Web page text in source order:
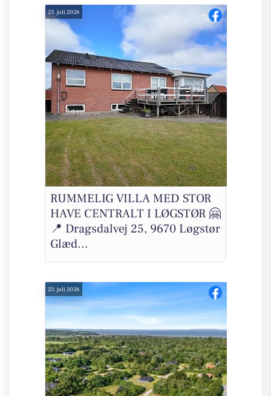
23. juli 2026
RUMMELIG VILLA MED STOR
HAVE CENTRALT I LØGSTØR 🤗
📍 Dragsdalvej 25, 9670 Løgstør
Glæd...
23. juli 2026